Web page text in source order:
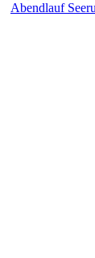
Abendlauf